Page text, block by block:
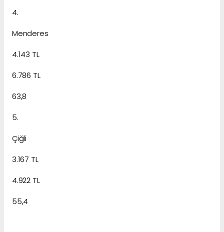
4.
Menderes
4.143 TL
6.786 TL
63,8
5.
Çiğli
3.167 TL
4.922 TL
55,4